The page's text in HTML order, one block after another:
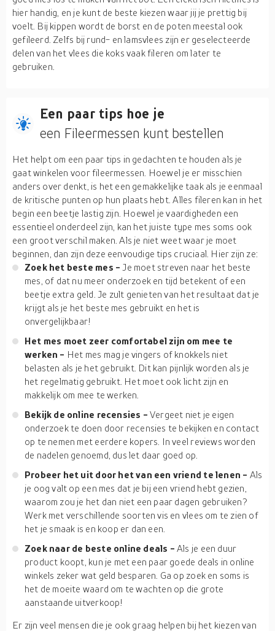
hier handig, en je kunt de beste kiezen waar jij je prettig bij
voelt. Bij kippen wordt de borst en de poten meestal ook
gefileerd. Zelfs bij rund- en lamsvlees zijn er geselecteerde
delen van het vlees die koks vaak fileren om later te
gebruiken.
Een paar tips hoe je
een Fileermessen kunt bestellen
Het helpt om een paar tips in gedachten te houden als je
gaat winkelen voor fileermessen. Hoewel je er misschien
anders over denkt, is het een gemakkelijke taak als je eenmaal
de kritische punten op hun plaats hebt. Alles fileren kan in het
begin een beetje lastig zijn. Hoewel je vaardigheden een
essentieel onderdeel zijn, kan het juiste type mes soms ook
een groot verschil maken. Als je niet weet waar je moet
beginnen, dan zijn deze eenvoudige tips cruciaal. Hier zijn ze:
Zoek het beste mes - Je moet streven naar het beste
mes, of dat nu meer onderzoek en tijd betekent of een
beetje extra geld. Je zult genieten van het resultaat dat je
krijgt als je het beste mes gebruikt en het is
onvergelijkbaar!
Het mes moet zeer comfortabel zijn om mee te
werken - Het mes mag je vingers of knokkels niet
belasten als je het gebruikt. Dit kan pijnlijk worden als je
het regelmatig gebruikt. Het moet ook licht zijn en
makkelijk om mee te werken.
Bekijk de online recensies -Vergeet niet je eigen
onderzoek te doen door recensies te bekijken en contact
op te nemen met eerdere kopers. In veel reviews worden
de nadelen genoemd, dus let daar goed op.
Probeer het uit door het van een vriend te lenen - Als
je oog valt op een mes dat je bij een vriend hebt gezien,
waarom zou je het dan niet een paar dagen gebruiken?
Werk met verschillende soorten vis en vlees om te zien of
het je smaak is en koop er dan een.
Zoek naar de beste online deals -Als je een duur
product koopt, kun je met een paar goede deals in online
winkels zeker wat geld besparen. Ga op zoek en soms is
het de moeite waard om te wachten op die grote
aanstaande uitverkoop!
Er zijn veel mensen die je ook graag helpen bij het kiezen van